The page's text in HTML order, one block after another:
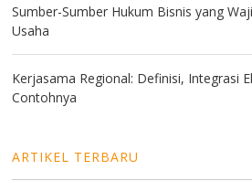
Sumber-Sumber Hukum Bisnis yang
Usaha
Kerjasama Regional: Definisi, Integrasi
Contohnya
ARTIKEL TERBARU